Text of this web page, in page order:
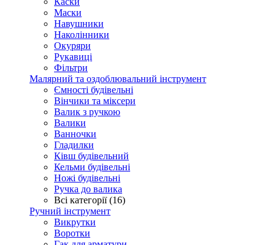
Маски
Навушники
Наколінники
Окуряри
Рукавиці
Фільтри
Малярний та оздоблювальний інструмент
Ємності будівельні
Вінчики та міксери
Валик з ручкою
Валики
Ванночки
Гладилки
Ківш будівельний
Кельми будівельні
Ножі будівельні
Ручка до валика
Всі категорії (16)
Ручний інструмент
Викрутки
Воротки